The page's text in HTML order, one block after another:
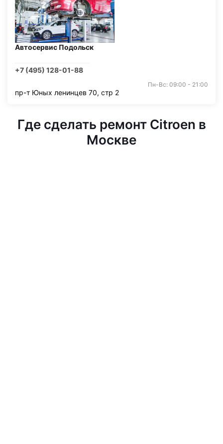
Автосервис Подольск
+7 (495) 128-01-88
Пн-Вс: 09:00 - 21:00
пр-т Юных ленинцев 70, стр 2
Где сделать ремонт Citroen в
Москве